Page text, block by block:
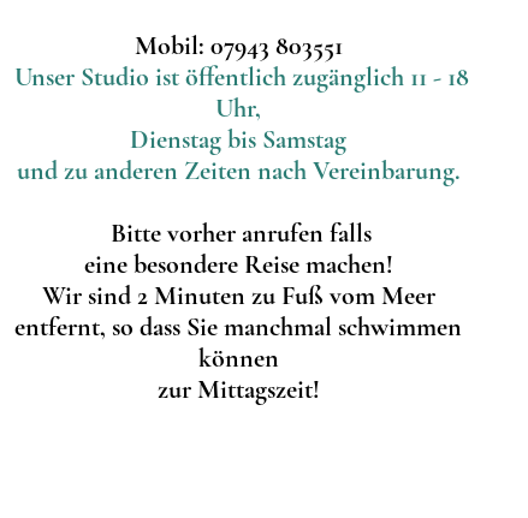
Mobil: 07943 803551
Unser Studio ist öffentlich zugänglich 11 - 18
Uhr,
Dienstag bis Samstag
und zu anderen Zeiten nach Vereinbarung.
Bitte vorher anrufen falls
eine besondere Reise machen!
Wir sind 2 Minuten zu Fuß vom Meer
entfernt, so dass Sie manchmal schwimmen
können
zur Mittagszeit!